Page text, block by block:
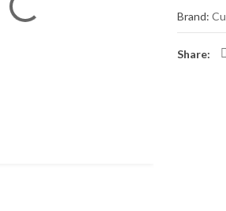
Brand:
Share: